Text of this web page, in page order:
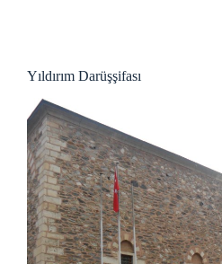
Yıldırım Darüşşifası